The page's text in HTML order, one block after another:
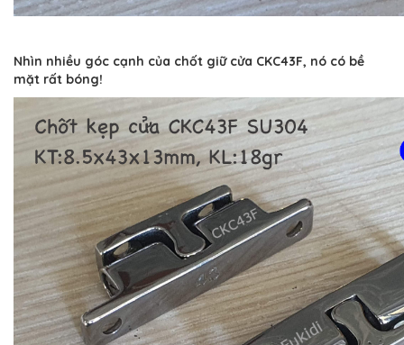
Nhìn nhiều góc cạnh của chốt giữ cửa CKC43F, nó có bề
mặt rất bóng!